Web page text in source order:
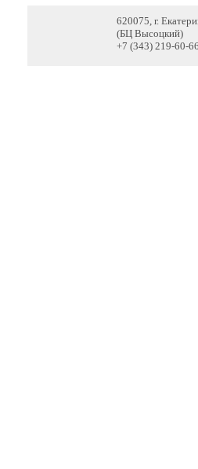
620075, г.
(БЦ Высоцкий)
+7 (343) 219-60-66